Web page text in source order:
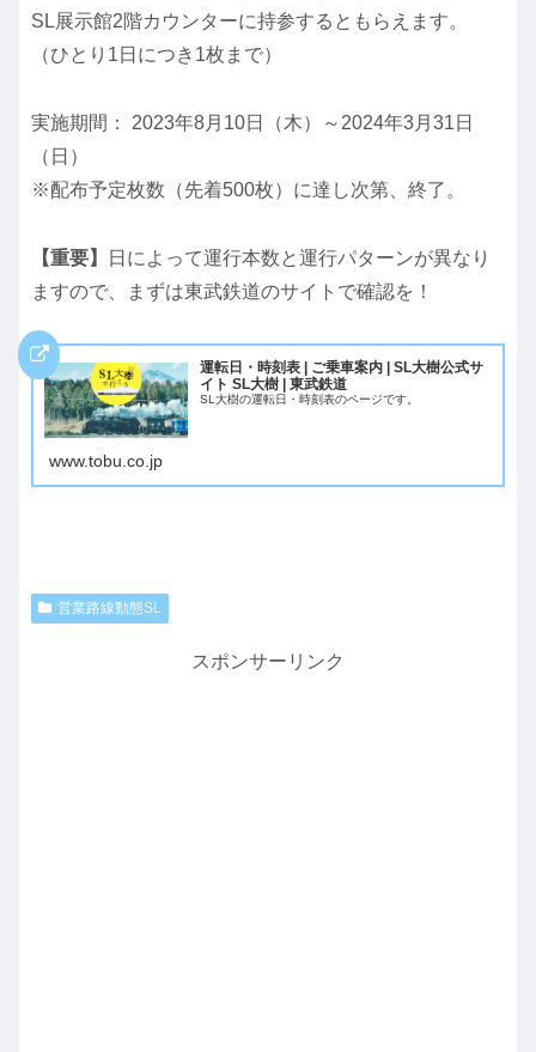
SL展示館2階カウンターに持参するともらえます。
（ひとり1日につき1枚まで）
実施期間： 2023年8月10日（木）～2024年3月31日
（日）
※配布予定枚数（先着500枚）に達し次第、終了。
【重要】
日によって運行本数と運行パターンが異なり
ますので、まずは東武鉄道のサイトで確認を！
運転日・時刻表 | ご乗車案内 | SL大樹公式サ
イト SL大樹 | 東武鉄道
SL大樹の運転日・時刻表のページです。
www.tobu.co.jp
営業路線動態SL
スポンサーリンク